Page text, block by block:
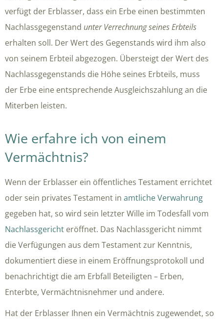
verfügt der Erblasser, dass ein Erbe einen bestimmten
Nachlassgegenstand unter Verrechnung seines Erbteils
erhalten soll. Der Wert des Gegenstands wird ihm also
von seinem Erbteil abgezogen. Übersteigt der Wert des
Nachlassgegenstands die Höhe seines Erbteils, muss
der Erbe eine entsprechende Ausgleichszahlung an die
Miterben leisten.
Wie erfahre ich von einem
Vermächtnis?
Wenn der Erblasser ein öffentliches Testament errichtet
oder sein privates Testament in amtliche Verwahrung
gegeben hat, so wird sein letzter Wille im Todesfall vom
Nachlassgericht eröffnet. Das Nachlassgericht nimmt
die Verfügungen aus dem Testament zur Kenntnis,
dokumentiert diese in einem Eröffnungsprotokoll und
benachrichtigt die am Erbfall Beteiligten – Erben,
Enterbte, Vermächtnisnehmer und andere.
Hat der Erblasser Ihnen ein Vermächtnis zugewendet, so